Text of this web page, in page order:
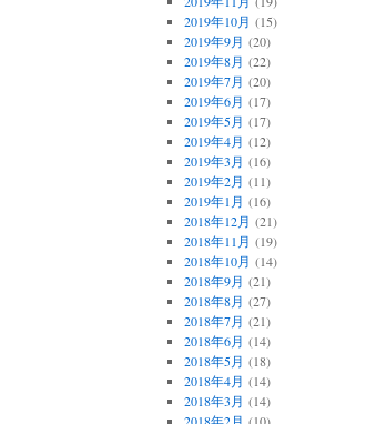
2019年10月 (15)
2019年9月 (20)
2019年8月 (22)
2019年7月 (20)
2019年6月 (17)
2019年5月 (17)
2019年4月 (12)
2019年3月 (16)
2019年2月 (11)
2019年1月 (16)
2018年12月 (21)
2018年11月 (19)
2018年10月 (14)
2018年9月 (21)
2018年8月 (27)
2018年7月 (21)
2018年6月 (14)
2018年5月 (18)
2018年4月 (14)
2018年3月 (14)